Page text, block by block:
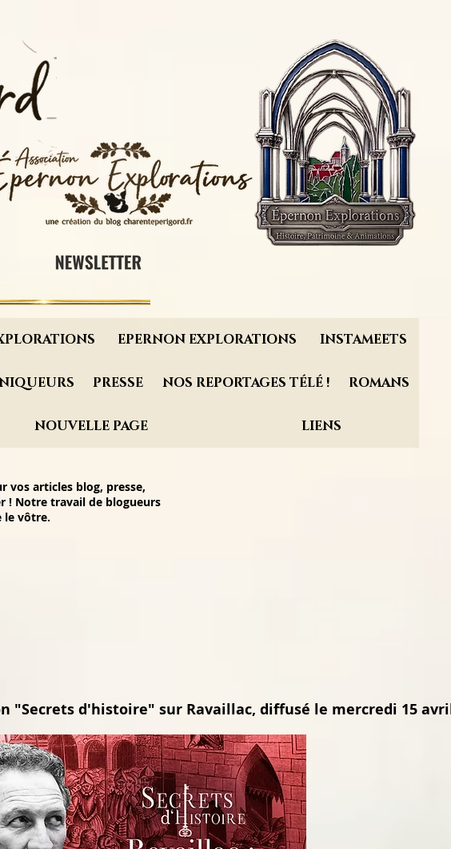
EPERNON EXPLORATIONS INSTAMEETS
PRESSE NOS REPORTAGES TÉLÉ ! ROMANS
NOUVELLE PAGE LIENS
vos articles blog, presse,
! Notre travail de blogueurs
le vôtre.
d'histoire" sur Ravaillac, diffusé le mercredi 15